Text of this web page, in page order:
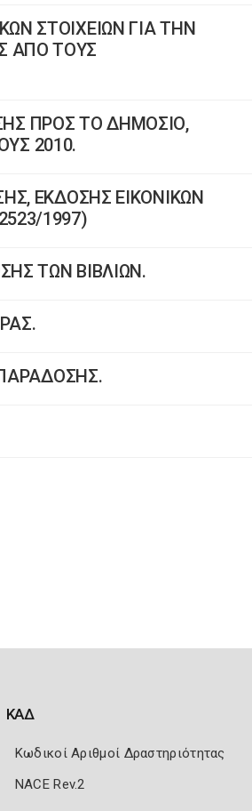
ΣΤΟΙΧΕΙΩΝ ΓΙΑ ΤΗΝ
ΑΠΟ ΤΟΥΣ
ΠΡΟΣ ΤΟ ΔΗΜΟΣΙΟ,
2010.
ΕΚΔΟΣΗΣ ΕΙΚΟΝΙΚΩΝ
1997)
ΤΩΝ ΒΙΒΛΙΩΝ.
ΚΑΔ
Κωδικοί Αριθμοί Δραστηριότητας
NACE Rev.2